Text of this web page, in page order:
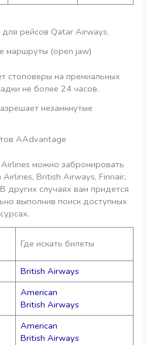
рейсов Qatar Airways.
маршруты (open jaw)
стоповеры на премиальных
не более 24 часов.
незамкнутые
AAdvantage
можно забронировать
British Airways, Finnair,
других случаях вам придется
выполнив поиск доступных
Где искать билеты
British Airways
American
British Airways
American
British Airways